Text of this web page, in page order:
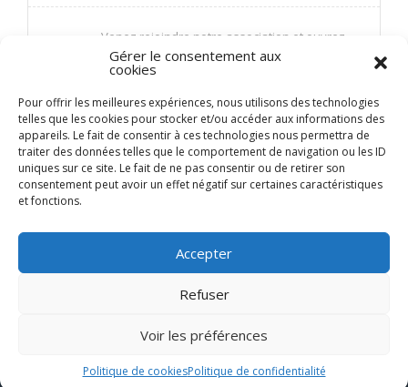
Gérer le consentement aux
cookies
Pour offrir les meilleures expériences, nous utilisons des technologies
telles que les cookies pour stocker et/ou accéder aux informations des
appareils. Le fait de consentir à ces technologies nous permettra de
traiter des données telles que le comportement de navigation ou les ID
uniques sur ce site. Le fait de ne pas consentir ou de retirer son
consentement peut avoir un effet négatif sur certaines caractéristiques
et fonctions.
Accepter
Refuser
Voir les préférences
Politique de cookiesPolitique de confidentialité
Venez rejoindre notre association et ouvrez
votre Repas !
Fév 28, 2023
646 918 00017 – APE : 9499Z –
RGPD |
Sites Amis & Partenaires|Nous contacter